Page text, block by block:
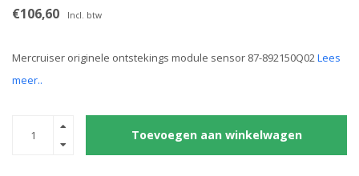
€106,60 Incl. btw
Mercruiser originele ontstekings module sensor 87-892150Q02Lees
meer..
Toevoegen aan winkelwagen